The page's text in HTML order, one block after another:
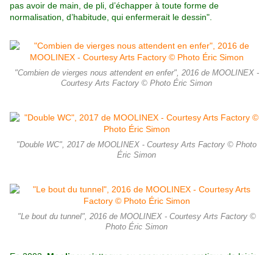
pas avoir de main, de pli, d’échapper à toute forme de
normalisation, d’habitude, qui enfermerait le dessin".
"Combien de vierges nous attendent en enfer", 2016 de MOOLINEX -
Courtesy Arts Factory © Photo Éric Simon
"Double WC", 2017 de MOOLINEX - Courtesy Arts Factory © Photo
Éric Simon
"Le bout du tunnel", 2016 de MOOLINEX - Courtesy Arts Factory ©
Photo Éric Simon